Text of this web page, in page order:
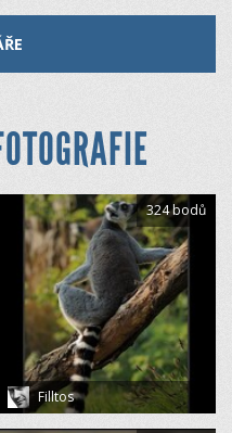
Filltos
324 bodů